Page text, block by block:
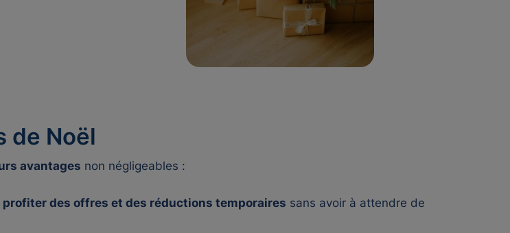
de Noël
avantages non négligeables :
profiter des offres et des réductions temporaires sans avoir à attendre de